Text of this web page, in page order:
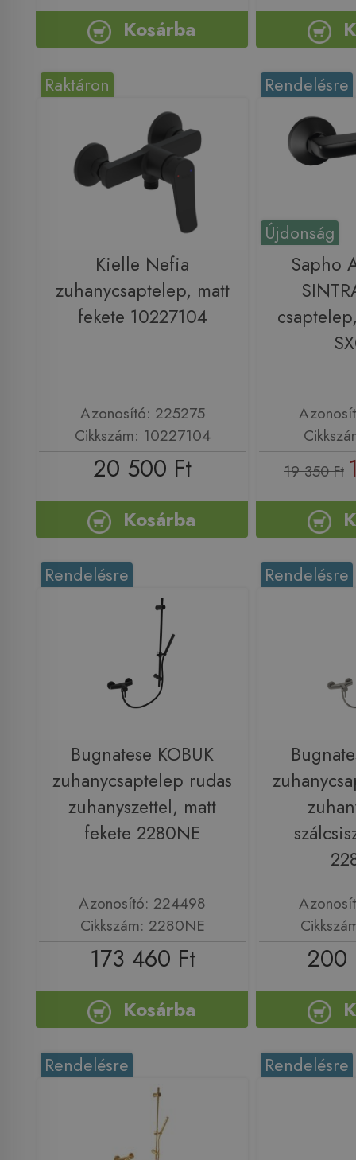
Kosárba
Raktáron
Kielle Nefia
zuhanycsaptelep, matt
fekete 10227104
Azonosító: 225275
Cikkszám: 10227104
20 500 Ft
Kosárba
Újdonság
Rendelésre
Sapho
19 350 Ft
Rendelésre
Bugnatese KOBUK
zuhanycsaptelep rudas
zuhanyszettel, matt
fekete 2280NE
Azonosító: 224498
Cikkszám: 2280NE
173 460 Ft
Kosárba
Rendelésre
200
Rendelésre Rendelésre